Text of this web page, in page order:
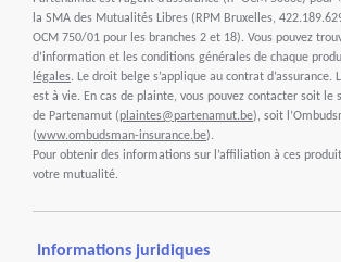
la SMA des Mutualités Libres (RPM Bruxelles,
OCM 750/01 pour les branches 2 et 18). Vous pouvez
d’information et les conditions générales de chaque
légales. Le droit belge s’applique au contrat d’assurance.
est à vie. En cas de plainte, vous pouvez contacter soit le
de Partenamut (plaintes@partenamut.be), soit
(www.ombudsman-insurance.be).
Pour obtenir des informations sur l’affiliation à ces
votre mutualité.
Informations juridiques